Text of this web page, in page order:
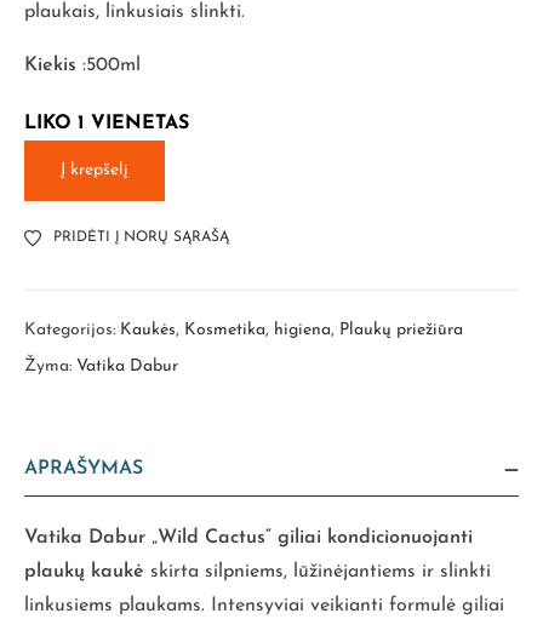
plaukais, linkusiais slinkti.
Kiekis :500ml
LIKO 1 VIENETAS
Į krepšelį
PRIDĖTI Į NORŲ SĄRAŠĄ
Kategorijos: Kaukės, Kosmetika, higiena, Plaukų priežiūra
Žyma: Vatika Dabur
APRAŠYMAS
Vatika Dabur „Wild Cactus“ giliai kondicionuojanti
plaukų kaukė skirta silpniems, lūžinėjantiems ir slinkti
linkusiems plaukams. Intensyviai veikianti formulė giliai